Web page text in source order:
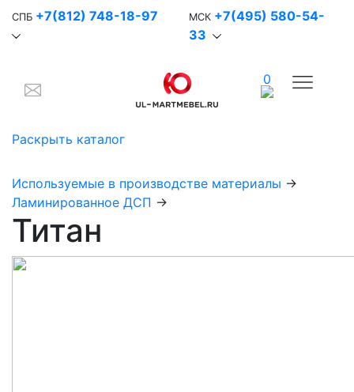
СПБ +7(812) 748-18-97 МСК +7(495) 580-54-
33
0
Раскрыть каталог
Используемые в производстве материалы →
Ламинированное ДСП →
Титан